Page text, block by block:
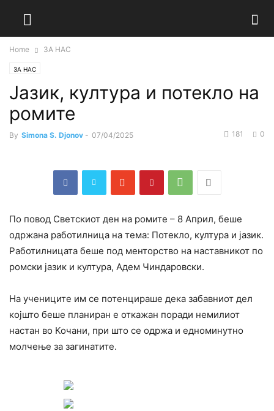
Home ЗА НАС
ЗА НАС
Јазик, култура и потекло на
ромите
By Simona S. Djonov - 07/04/2025 0
181
По повод Светскиот ден на ромите – 8 Април, беше
одржана работилница на тема: Потекло, култура и јазик.
Работилницата беше под менторство на наставникот по
ромски јазик и култура, Адем Чиндаровски.
На учениците им се потенцираше дека забавниот дел
којшто беше планиран е откажан поради немилиот
настан во Кочани, при што се одржа и едноминутно
молчење за загинатите.